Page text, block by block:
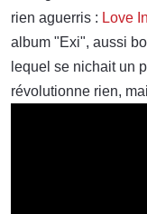
rien aguerris : Love
album "Exi", aussi
lequel se nichait un
révolutionne rien,